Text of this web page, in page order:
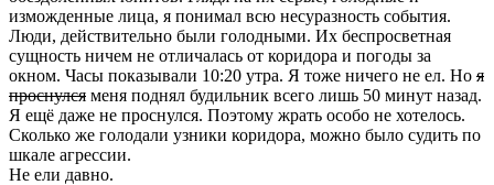
изможденные лица, я понимал всю несуразность события.
Люди, действительно были голодными. Их беспросветная
сущность ничем не отличалась от коридора и погоды за
окном. Часы показывали 10:20 утра. Я тоже ничего не ел. Но я
проснулся меня поднял будильник всего лишь 50 минут назад.
Я ещё даже не проснулся. Поэтому жрать особо не хотелось.
Сколько же голодали узники коридора, можно было судить по
шкале агрессии.
Не ели давно.